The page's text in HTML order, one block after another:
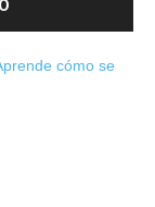
cómo se